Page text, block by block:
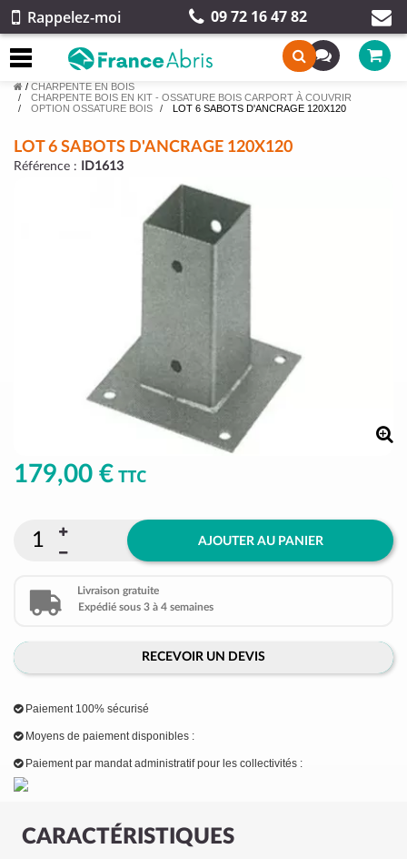
Rappelez-moi 09 72 16 47 82
/ CHARPENTE EN BOIS
CHARPENTE BOIS EN KIT - OSSATURE BOIS CARPORT À COUVRIR
OPTION OSSATURE BOIS
LOT 6 SABOTS D'ANCRAGE 120X120
LOT 6 SABOTS D'ANCRAGE 120X120
Référence : ID1613
CARACTÉRISTIQUES
179,00 € TTC
AJOUTER AU PANIER
Livraison gratuite
Expédié sous 3 à 4 semaines
RECEVOIR UN DEVIS
Paiement 100% sécurisé
Moyens de paiement disponibles :
Paiement par mandat administratif pour les collectivités :